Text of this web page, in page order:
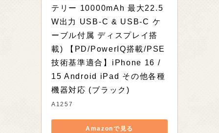
テリー 10000mAh 最大22.5
W出力 USB-C & USB-C ケ
ーブル付属 ディスプレイ搭
載) 【PD/PowerIQ搭載/PSE
技術基準適合】iPhone 16 /
15 Android iPad その他各種
機器対応 (ブラック)
A1257
Amazonで見る